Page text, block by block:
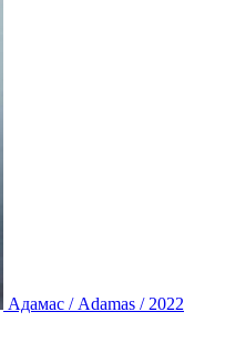
Адамас / Adamas / 2022